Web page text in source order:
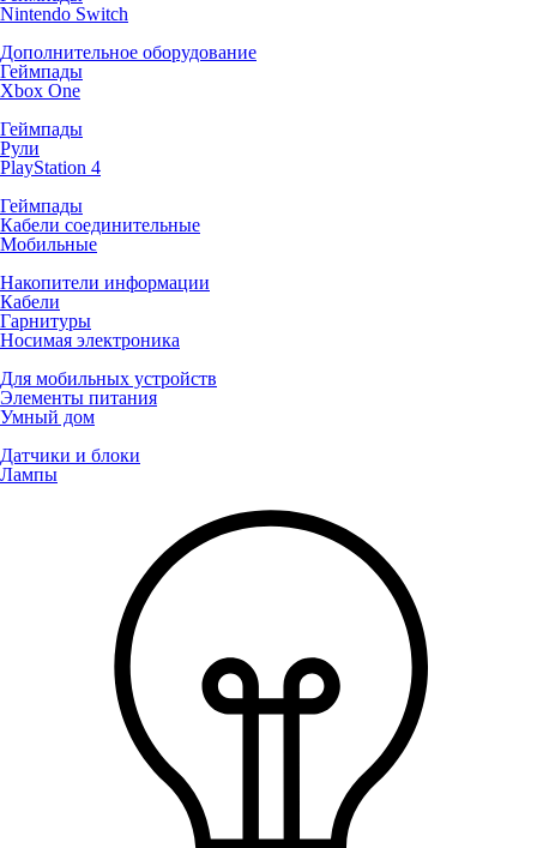
Nintendo Switch
Дополнительное оборудование
Геймпады
Xbox One
Геймпады
Рули
PlayStation 4
Геймпады
Кабели соединительные
Мобильные
Накопители информации
Кабели
Гарнитуры
Носимая электроника
Для мобильных устройств
Элементы питания
Умный дом
Датчики и блоки
Лампы